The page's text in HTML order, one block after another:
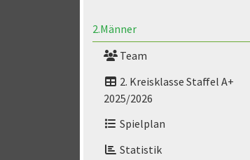
2.Männer
Team
2. Kreisklasse Staffel A+
2025/2026
Spielplan
Statistik